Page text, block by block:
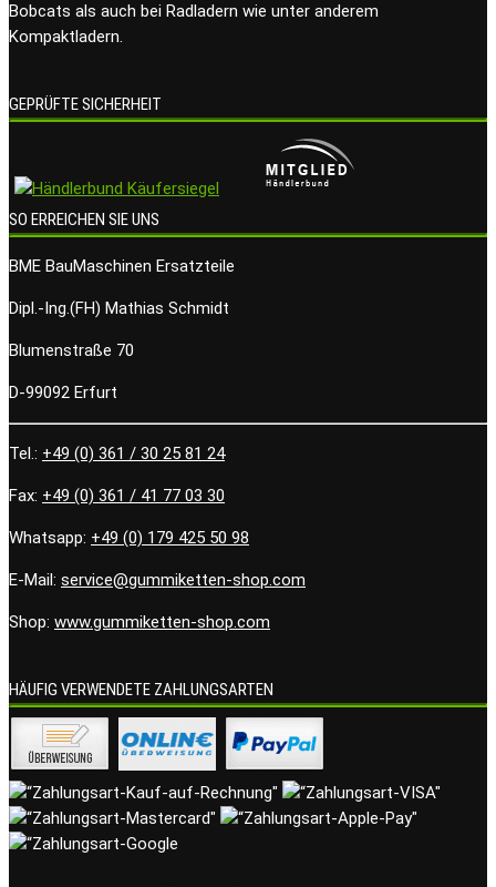
Bobcats als auch bei Radladern wie unter anderem
Kompaktladern.
GEPRÜFTE SICHERHEIT
SO ERREICHEN SIE UNS
BME BauMaschinen Ersatzteile
Dipl.-Ing.(FH) Mathias Schmidt
Blumenstraße 70
D-99092 Erfurt
Tel.: +49 (0) 361 / 30 25 81 24
Fax: +49 (0) 361 / 41 77 03 30
Whatsapp: +49 (0) 179 425 50 98
E-Mail: service@gummiketten-shop.com
Shop: www.gummiketten-shop.com
HÄUFIG VERWENDETE ZAHLUNGSARTEN